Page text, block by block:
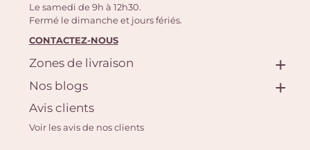
Le samedi de 9h à 12h30.
Fermé le dimanche et jours fériés.
CONTACTEZ-NOUS
Zones de livraison
Nos blogs
Avis clients
Voir les avis de nos clients